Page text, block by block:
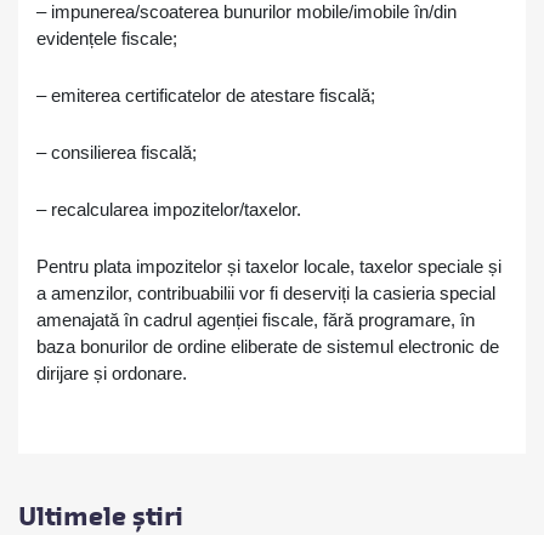
– impunerea/scoaterea bunurilor mobile/imobile în/din
evidențele fiscale;
– emiterea certificatelor de atestare fiscală;
– consilierea fiscală;
– recalcularea impozitelor/taxelor.
Pentru plata impozitelor și taxelor locale, taxelor speciale și
a amenzilor, contribuabilii vor fi deserviți la casieria special
amenajată în cadrul agenției fiscale, fără programare, în
baza bonurilor de ordine eliberate de sistemul electronic de
dirijare și ordonare.
Ultimele știri